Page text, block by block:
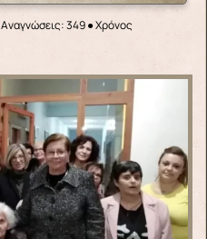
Αναγνώσεις: 349● Χρόνος